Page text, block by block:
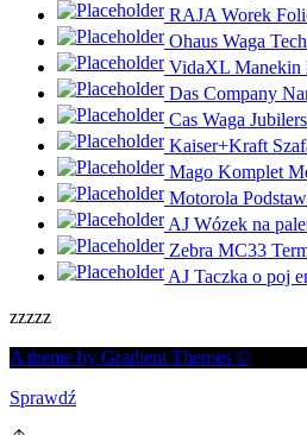
RAJA Worek
Ohaus Waga
VidaXL Manekin
Das Company
Cas Waga
Kaiser+Kraft
Mago Komplet
Motorola
AJ Wózek na
Zebra MC33
AJ Taczka o poj
zzzzz
A theme by Gradient Themes ©
Sprawdź